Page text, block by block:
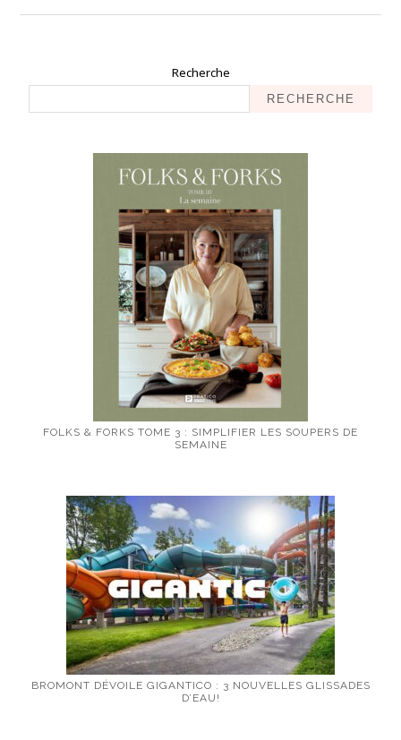
Recherche
RECHERCHE
FOLKS & FORKS TOME 3 : SIMPLIFIER LES SOUPERS DE
SEMAINE
BROMONT DÉVOILE GIGANTICO : 3 NOUVELLES GLISSADES
D’EAU!